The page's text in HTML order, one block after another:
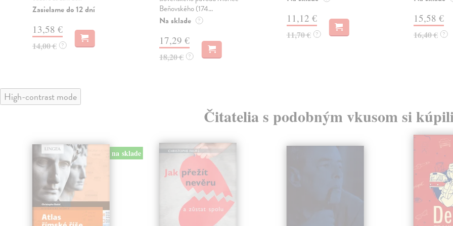
Zasielame do 12 dní
13,58 €
14,00 € ?
Beňovského (174...
Na sklade ?
17,29 €
18,20 € ?
11,12 €
11,70 € ?
15,58 €
16,40 € ?
High-contrast mode
Čitatelia s podobným vkusom si
na sklade